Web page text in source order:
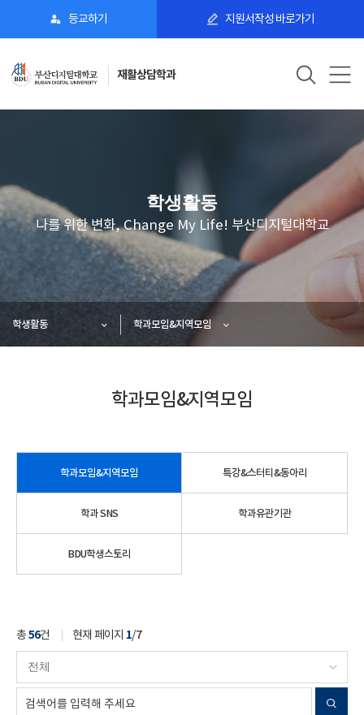
등교하기 지원서작성 바로가기
재활상담학과
학생활동
나를 위한 변화, Change My Life! 부산디지털대학교
학생활동 학과모임&지역모임
학과모임&지역모임
학과모임&지역모임 특강&스터티&동아리
학과 SNS 학과유관기관
BDU학생스토리
총56건 현재 페이지 1/7